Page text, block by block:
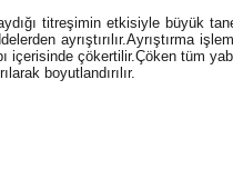
titreşimin etkisiyle büyük
ayrıştırılır.Ayrıştırma
içerisinde çökertilir.Çöken tüm
boyutlandırılır.